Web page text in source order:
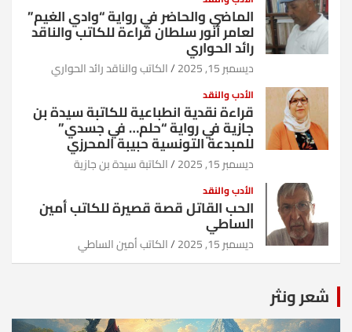
الماضي والحاضر في رواية “وادي الغيم”
لعامر أنور سلطان قراءة للكاتب والناقد
رائد الحواري
ديسمبر 15, 2025 الكاتب والناقد رائد الحواري
الأدب والنقد
قراءة نقدية انطباعية للكاتبة سيدة بن
جازية في رواية “حلم… في جسدي”
للمبدعة التونسية حبيبة المحرزي
ديسمبر 15, 2025 الكاتبة سيدة بن جازية
الأدب والنقد
الحب القاتل قصة قصيرة للكاتب أمين
الساطي
ديسمبر 15, 2025 الكاتب أمين الساطي
شعر ونثر